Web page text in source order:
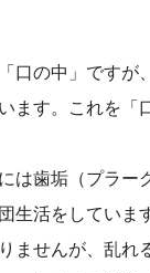
口の中」ですが
ます。これを「
は歯垢（プラー
生活をしていま
ませんが、乱れ